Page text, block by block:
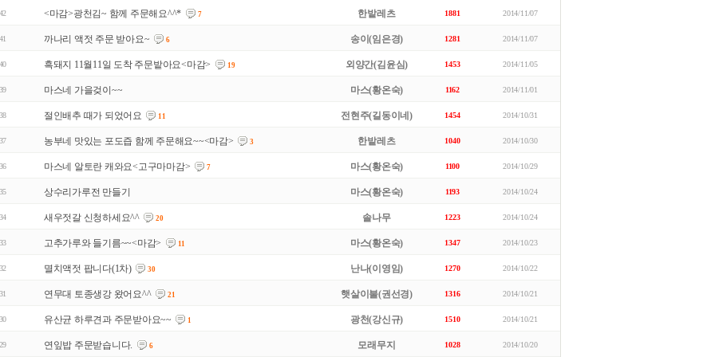
<마감>광천김~ 함께 주문해요^^* 7 한밭레츠 1881 2014/11/07
까나리 액젓 주문 받아요~ 6 송이(임은경) 1281 2014/11/07
흑돼지 11월11일 도착 주문밭아요<마감> 19 외양간(김윤심) 1453 2014/11/05
마스네 가을겆이~~ 마스(황온숙) 1162 2014/11/01
절인배추 때가 되었어요 11 전현주(길동이네) 1454 2014/10/31
농부네 맛있는 포도즙 함께 주문해요~~<마감> 3 한밭레츠 1040 2014/10/30
마스네 알토란 캐와요<고구마마감> 7 마스(황온숙) 1100 2014/10/29
상수리가루전 만들기 마스(황온숙) 1193 2014/10/24
새우젓갈 신청하세요^^ 20 솔나무 1223 2014/10/24
고추가루와 들기름~~<마감> 11 마스(황온숙) 1347 2014/10/23
멸치액젓 팝니다(1차) 30 난나(이영임) 1270 2014/10/22
연무대 토종생강 왔어요^^ 21 햇살이불(권선경) 1316 2014/10/21
유산균 하루견과 주문받아요~~ 1 광천(강신규) 1510 2014/10/21
연잎밥 주문받습니다. 6 모래무지 1028 2014/10/20